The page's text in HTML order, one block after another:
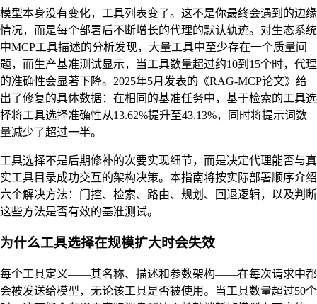
模型本身没有变化，工具列表变了。这不是你最终会遇到的边缘
情况，而是每个部署后不断增长的代理的默认轨迹。对生态系统
中MCP工具描述的分析发现，大量工具中至少存在一个质量问
题，而生产基准测试显示，当工具数量超过约10到15个时，代理
的准确性会显著下降。2025年5月发表的《RAG-MCP论文》给
出了修复的具体数据：在相同的基准任务中，基于检索的工具选
择将工具选择准确性从13.62%提升至43.13%，同时将提示词数
量减少了超过一半。
工具选择不是后期修补的次要实现细节，而是决定代理能否与真
实工具目录成功交互的架构决策。本指南将按实际部署顺序介绍
六个解决方法：门控、检索、路由、规划、回退逻辑，以及判断
这些方法是否有效的基准测试。
为什么工具选择在规模扩大时会失效
每个工具定义——其名称、描述和参数架构——在每次请求中都
会被发送给模型，无论该工具是否被使用。当工具数量超过50个